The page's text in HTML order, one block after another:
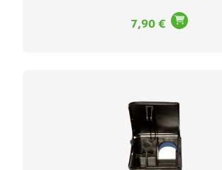
7,90€